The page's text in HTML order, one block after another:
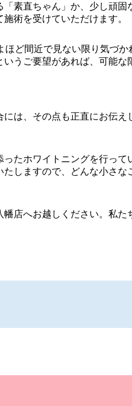
素直ちゃん」か、少し頑固
術を受けていただけます。
ど間近で見ない限り気づか
うご要望があれば、可能な
は、その点も正直にお伝え
たホワイトニングを行って
しますので、どんな小さな
店へお越しください。私た